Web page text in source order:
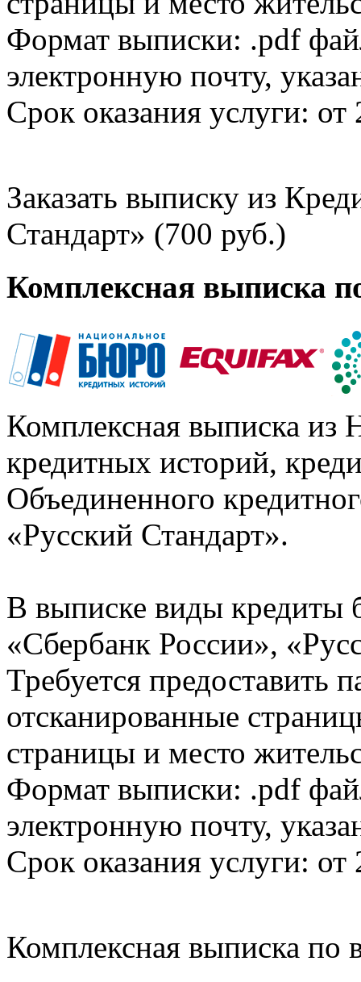
Формат выписки: .pdf
электронную почту,
Срок оказания услуги: от
Заказать выписку из
Стандарт» (700 руб.)
Комплексная выписка
Комплексная выписка из
кредитных историй,
Объединенного
«Русский Стандарт».
В выписке виды кредиты
«Сбербанк России»,
Требуется предоставить
отсканированные
страницы и место
Формат выписки: .pdf
электронную почту,
Срок оказания услуги: от
Комплексная выписка